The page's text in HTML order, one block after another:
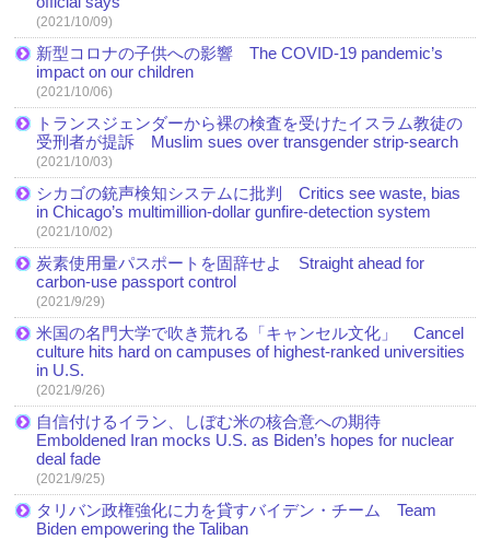
(2021/10/09)
新型コロナの子供への影響 The COVID-19 pandemic’s
impact on our children
(2021/10/06)
トランスジェンダーから裸の検査を受けたイスラム教徒の
受刑者が提訴 Muslim sues over transgender strip-search
(2021/10/03)
シカゴの銃声検知システムに批判 Critics see waste, bias
in Chicago’s multimillion-dollar gunfire-detection system
(2021/10/02)
炭素使用量パスポートを固辞せよ Straight ahead for
carbon-use passport control
(2021/9/29)
米国の名門大学で吹き荒れる「キャンセル文化」 Cancel
culture hits hard on campuses of highest-ranked universities
in U.S.
(2021/9/26)
自信付けるイラン、しぼむ米の核合意への期待
Emboldened Iran mocks U.S. as Biden’s hopes for nuclear
deal fade
(2021/9/25)
タリバン政権強化に力を貸すバイデン・チーム Team
Biden empowering the Taliban